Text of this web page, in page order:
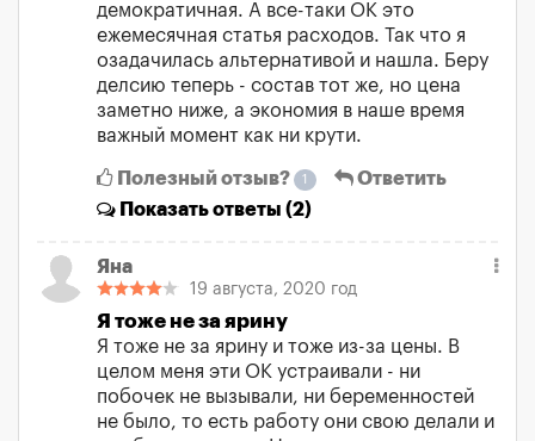
демократичная. А все-таки ОК это
ежемесячная статья расходов. Так что я
озадачилась альтернативой и нашла. Беру
делсию теперь - состав тот же, но цена
заметно ниже, а экономия в наше время
важный момент как ни крути.
Полезный отзыв? 1
Ответить
Показатьответы (2)
Яна
19 августа, 2020 год
Я тоже не за ярину
Я тоже не за ярину и тоже из-за цены. В
целом меня эти ОК устраивали - ни
побочек не вызывали, ни беременностей
не было, то есть работу они свою делали и